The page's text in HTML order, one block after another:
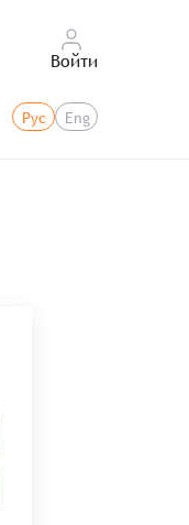
Войти
Рус Eng